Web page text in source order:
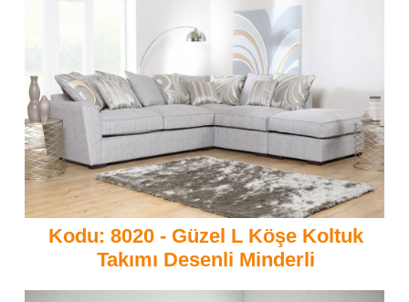
Kodu: 8020 - Güzel L Köşe Koltuk
Takımı Desenli Minderli